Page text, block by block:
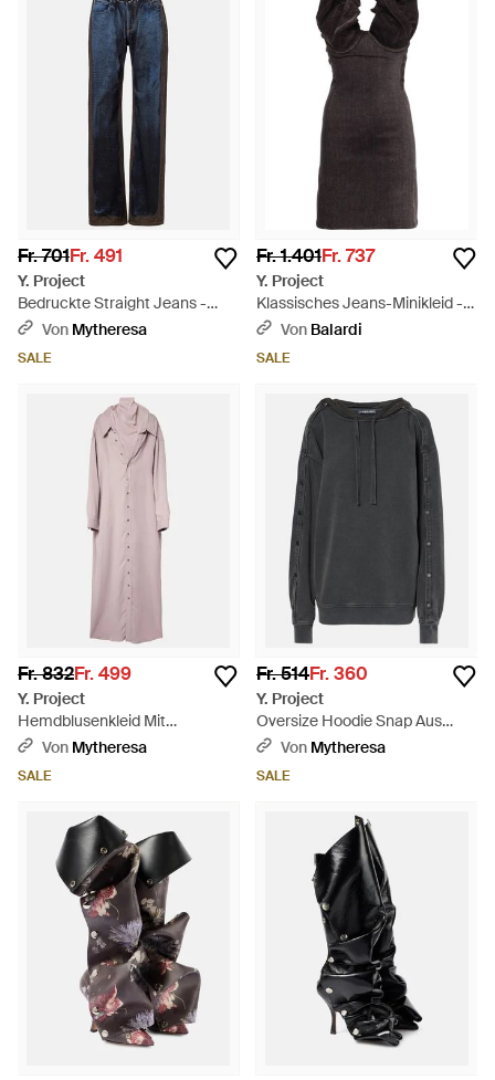
Fr. 701Fr. 491
Y. Project
Bedruckte Straight Jeans -
BlauVon Mytheresa
SALE
Fr. 1.401Fr. 737
Y. Project
Klassisches Jeans-Minikleid -
Schwarz
Von Balardi
SALE
Fr. 832Fr. 499
Y. Project
Hemdblusenkleid Mit
Rollkragen Und Mesh - Pink
Von Mytheresa
SALE
Fr. 514Fr. 360
Y. Project
Oversize Hoodie Snap Aus
Baumwolljersey - Grau
Von Mytheresa
SALE